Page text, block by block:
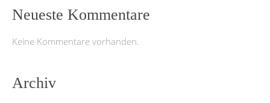
Neueste Kommentare
Keine Kommentare vorhanden.
Archiv